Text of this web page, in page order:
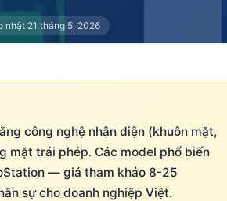
nhật 21 tháng 5, 2026
công nghệ nhận diện (khuôn mặt,
mặt trái phép. Các model phổ biến
— giá tham khảo 8-25
sự cho doanh nghiệp Việt.